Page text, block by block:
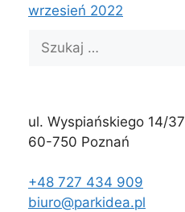
wrzesień 2022
Szukaj:
ul. Wyspiańskiego 14/37
60-750 Poznań
+48 727 434 909
biuro@parkidea.pl